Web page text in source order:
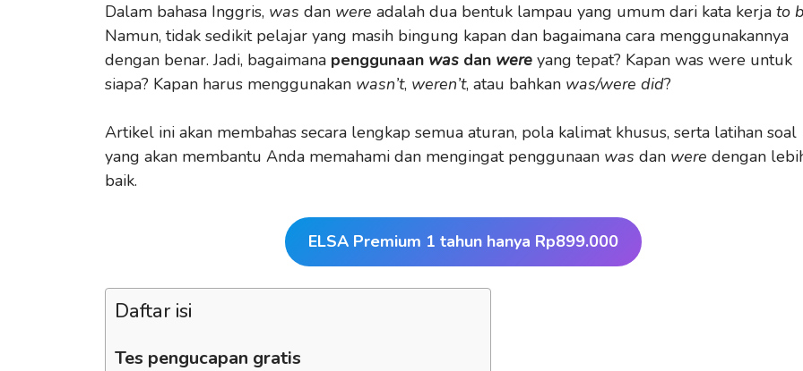
Dalam bahasa Inggris, was dan were adalah dua bentuk lampau yang umum dari kata kerja to
Namun, tidak sedikit pelajar yang masih bingung kapan dan bagaimana cara menggunakannya
dengan benar. Jadi, bagaimana penggunaan was dan were yang tepat? Kapan was were untuk
siapa? Kapan harus menggunakan wasn’t, weren’t, atau bahkan was/were did?
Artikel ini akan membahas secara lengkap semua aturan, pola kalimat khusus, serta latihan soal
yang akan membantu Anda memahami dan mengingat penggunaan was dan were dengan
baik.
ELSA Premium 1 tahun hanya Rp899.000
Daftar isi
Tes pengucapan gratis